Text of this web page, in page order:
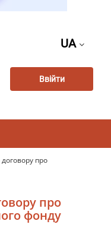
UA
Ввійти
про
про
фонду